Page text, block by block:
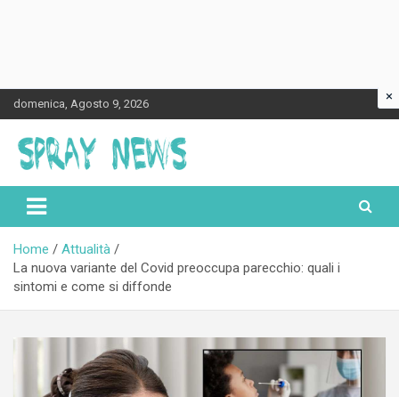
Skip
to
content
domenica, Agosto 9, 2026
Spraynews.it
Home
Attualità
La nuova variante del Covid preoccupa parecchio: quali i
sintomi e come si diffonde
×